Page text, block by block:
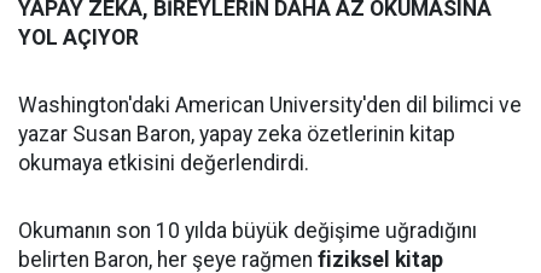
YAPAY ZEKA, BİREYLERİN DAHA AZ OKUMASINA
YOL AÇIYOR
Washington'daki American University'den dil bilimci ve
yazar Susan Baron, yapay zeka özetlerinin kitap
okumaya etkisini değerlendirdi.
Okumanın son 10 yılda büyük değişime uğradığını
belirten Baron, her şeye rağmen fiziksel kitap